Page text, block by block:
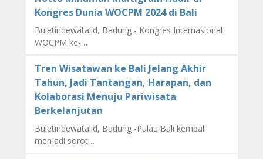
Kongres Dunia WOCPM 2024 di Bali
Buletindewata.id, Badung - Kongres Internasional
WOCPM ke-…
Tren Wisatawan ke Bali Jelang Akhir
Tahun, Jadi Tantangan, Harapan, dan
Kolaborasi Menuju Pariwisata
Berkelanjutan
Buletindewata.id, Badung -Pulau Bali kembali
menjadi sorot…